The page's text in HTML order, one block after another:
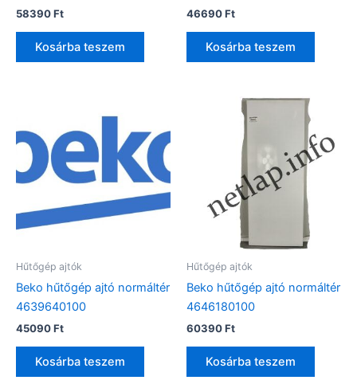
58390Ft
Kosárba teszem
46690Ft
Kosárba teszem
Hűtőgép ajtók
Beko hűtőgép ajtó normáltér
4639640100
45090Ft
Kosárba teszem
Hűtőgép ajtók
Beko hűtőgép ajtó normáltér
4646180100
60390Ft
Kosárba teszem